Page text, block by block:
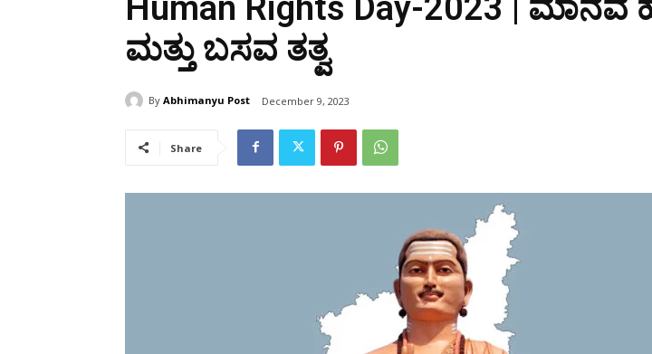
ಮತ್ತು ಬಸವ ತತ್ವ
By Abhimanyu Post December 9, 2023
Share